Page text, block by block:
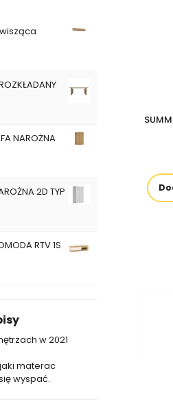
wisząca
NAROŻNA
2D TYP
RTV 1S
w 2021
materac
wyspać.